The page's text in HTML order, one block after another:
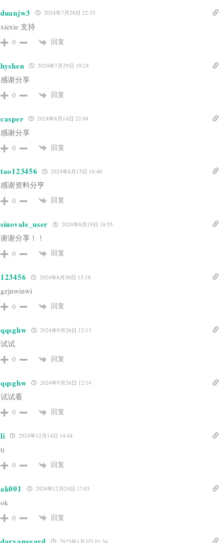
duanjw3 2024年7月28日 22:35
xiexie 支持
0 回复
hyshen 2024年7月29日 19:24
感谢分享
0 回复
casper 2024年8月14日 22:04
感谢分享
0 回复
tao123456 2024年8月15日 18:40
感谢资料分亨
0 回复
sinovale_user 2024年8月19日 18:55
谢谢分享！！
0 回复
123456 2024年8月30日 13:18
gzjnwinwi
0 回复
qqsghw 2024年9月26日 12:13
试试
0 回复
qqsghw 2024年9月26日 12:14
试试看
0 回复
li 2024年12月14日 14:44
ti
0 回复
ak001 2024年12月24日 17:03
ok
0 回复
2025年1月3日 01:34